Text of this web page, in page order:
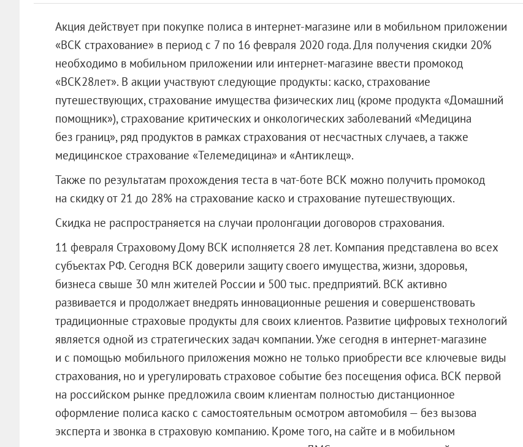
Акция действует при покупке полиса в интернет-магазине или в мобильном приложении
«ВСК страхование» в период с 7 по 16 февраля 2020 года. Для получения скидки 20%
необходимо в мобильном приложении или интернет-магазине ввести промокод
«ВСК28лет». В акции участвуют следующие продукты: каско, страхование
путешествующих, страхование имущества физических лиц (кроме продукта «Домашний
помощник»), страхование критических и онкологических заболеваний «Медицина
без границ», ряд продуктов в рамках страхования от несчастных случаев, а также
медицинское страхование «Телемедицина» и «Антиклещ».
Также по результатам прохождения теста в чат-боте ВСК можно получить промокод
на скидку от 21 до 28% на страхование каско и страхование путешествующих.
Скидка не распространяется на случаи пролонгации договоров страхования.
11 февраля Страховому Дому ВСК исполняется 28 лет. Компания представлена во всех
субъектах РФ. Сегодня ВСК доверили защиту своего имущества, жизни, здоровья,
бизнеса свыше 30 млн жителей России и 500 тыс. предприятий. ВСК активно
развивается и продолжает внедрять инновационные решения и совершенствовать
традиционные страховые продукты для своих клиентов. Развитие цифровых технологий
является одной из стратегических задач компании. Уже сегодня в интернет-магазине
и с помощью мобильного приложения можно не только приобрести все ключевые виды
страхования, но и урегулировать страховое событие без посещения офиса. ВСК первой
на российском рынке предложила своим клиентам полностью дистанционное
оформление полиса каско с самостоятельным осмотром автомобиля — без вызова
эксперта и звонка в страховую компанию. Кроме того, на сайте и в мобильном